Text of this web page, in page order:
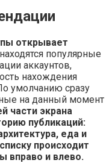
открывает
популярные
аккаунтов,
нахождения
умолчанию сразу
на данный момент
части экрана
публикаций:
еда и
происходит
вправо и влево.